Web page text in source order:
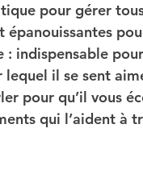
pour gérer
épanouissantes
: indispensable
lequel il se sent
pour qu’il vous
qui l’aident à